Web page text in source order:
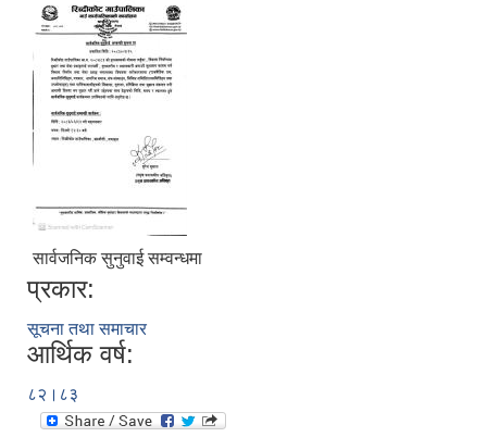
सार्वजनिक सुनुवाई सम्वन्धमा
प्रकार:
सूचना तथा समाचार
आर्थिक वर्ष:
८२।८३